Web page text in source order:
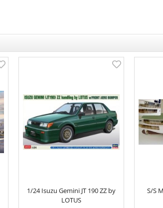
1/24 Isuzu Gemini JT 190 ZZ by
LOTUS
S/S